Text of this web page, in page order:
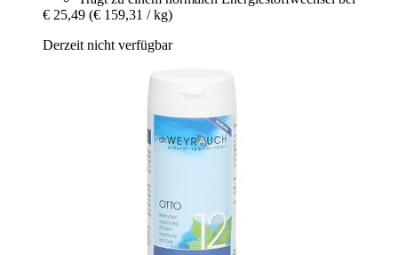
€ 25,49 (€ 159,31 / kg)
Derzeit nicht verfügbar